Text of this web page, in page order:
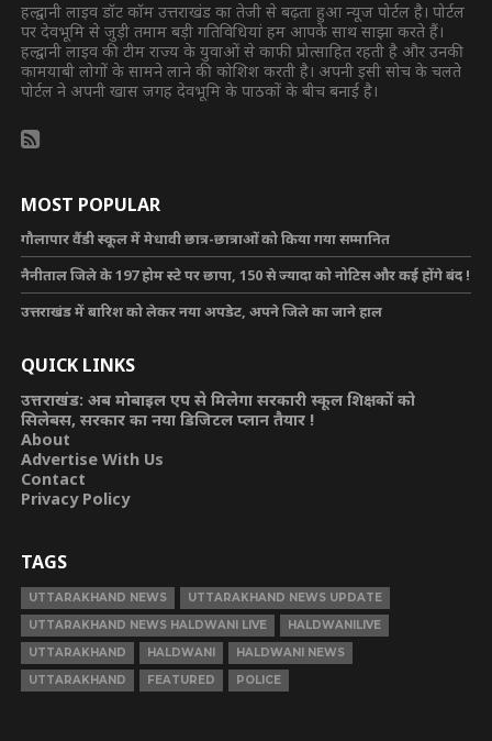
हल्द्वानी लाइव डॉट कॉम उत्तराखंड का तेजी से बढ़ता हुआ न्यूज पोर्टल है। पोर्टल
पर देवभूमि से जुड़ी तमाम बड़ी गतिविधियां हम आपके साथ साझा करते हैं।
हल्द्वानी लाइव की टीम राज्य के युवाओं से काफी प्रोत्साहित रहती है और उनकी
कामयाबी लोगों के सामने लाने की कोशिश करती है। अपनी इसी सोच के चलते
पोर्टल ने अपनी खास जगह देवभूमि के पाठकों के बीच बनाई है।
MOST POPULAR
गौलापार वैंडी स्कूल में मेधावी छात्र-छात्राओं को किया गया सम्मानित
नैनीताल जिले के 197 होम स्टे पर छापा, 150 से ज्यादा को नोटिस और कई होंगे बंद !
उत्तराखंड में बारिश को लेकर नया अपडेट, अपने जिले का जाने हाल
QUICK LINKS
उत्तराखंड: अब मोबाइल एप से मिलेगा सरकारी स्कूल शिक्षकों को
सिलेबस, सरकार का नया डिजिटल प्लान तैयार !
About
Advertise With Us
Contact
Privacy Policy
TAGS
UTTARAKHAND NEWS
UTTARAKHAND NEWS UPDATE
UTTARAKHAND NEWS HALDWANI LIVE
HALDWANILIVE
UTTARAKHAND
HALDWANI
HALDWANI NEWS
UTTARAKHAND
FEATURED POLICE